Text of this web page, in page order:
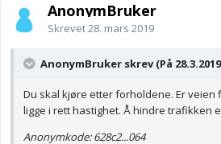
AnonymBruker
Skrevet28. mars 2019
AnonymBruker skrev (På
Du skal kjøre etter forholdene. Er veien
ligge i rett hastighet. Å hindre trafikken
Anonymkode: 628c2...064